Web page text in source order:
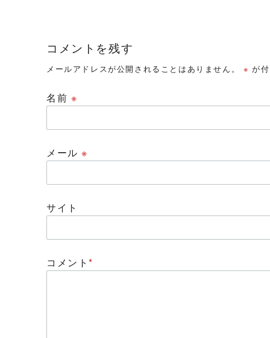
コメントを残す
メールアドレスが公開されることはありません。 ※ が
名前 ※
メール※
サイト
コメント*